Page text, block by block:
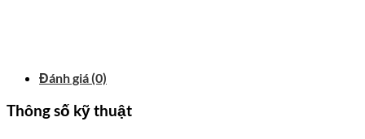
Đánh giá (0)
Thông số kỹ thuật